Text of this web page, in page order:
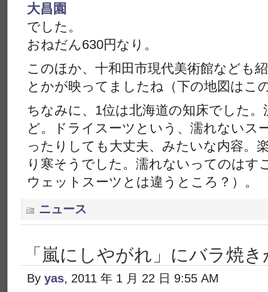
大昌園
でした。
おねだん630円なり。
このほか、十和田市現代美術館なども
とかが映ってましたね（下の地図はこ
ちなみに、1位は北海道の知床でした
ど。ドライスーツという、濡れないス
ったりしても大丈夫、みたいな内容。
り寒そうでした。濡れないってのはす
ウェットスーツとは違うところ？）。
ニュース
「嵐にしやがれ」にバラ焼
By yas, 2011 年 1 月 22 日 9:55 AM